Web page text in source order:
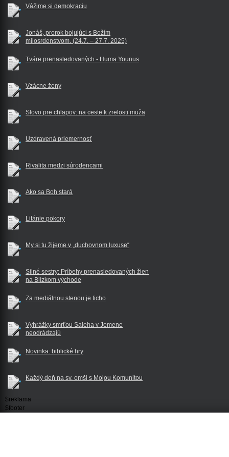
Vážime si demokraciu
Jonáš, prorok bojujúci s Božím
milosrdenstvom. (24.7. – 27.7. 2025)
Tváre prenasledovaných - Huma Younus
Vzácne ženy
Slovo pre chlapov: na ceste k zrelosti muža
Uzdravená priemernosť
Rivalita medzi súrodencami
Ako sa Boh stará
Litánie pokory
My si tu žijeme v „duchovnom luxuse“
Silné sestry: Príbehy prenasledovaných žien
na Blízkom východe
Za mediálnou stenou je ticho
Vyhrážky smrťou Saleha v Jemene
neodrádzajú
Novinka: biblické hry
Každý deň na sv. omši s Mojou Komunitou
$reklama
$footer